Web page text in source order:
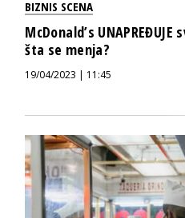
BIZNIS SCENA
McDonald’s
šta se menja?
19/04/2023 | 11:45